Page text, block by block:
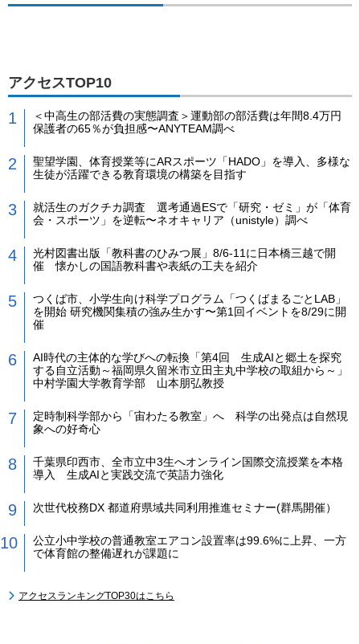
アクセスTOP10
＜中高生の部活費の実態調査＞運動部の部活費は年間8.4万円
保護者の65％が負担感〜ANYTEAM調べ
聖望学園、体育授業等にARスポーツ「HADO」を導入、多様な
生徒が活躍できる教育環境の構築を目指す
就活生のガクチカ調査 選考通過ESで「研究・ゼミ」が「体育
会・スポーツ」を逆転〜ネオキャリア（unistyle）調べ
光村図書出版「教科書のひみつ展」8/6-11に日本橋三越で開
催 懐かしの国語教科書や表紙の工夫を紹介
つくば市、小学生向け科学プログラム「つくばまるごとLAB」
を開始 研究機関集積の強み生かす〜第1回イベントを8/29に開
催
AI時代の主体的な学びへの転換「第4回 生成AIと郷土を探究
する自立活動～福岡県久留米市立田主丸中学校の取組から～」
中村学園大学教育学部 山本朋弘教授
定時制科学部から「宙わたる教室」へ 科学の出発点は自然現
象への好奇心
千葉県印西市、全市立中3生へオンライン国際交流授業を本格
導入 生成AIと実践交流で英語力強化
次世代校務DX 都道府県域共同利用推進セミナー(群馬開催）
公立小中学校の普通教室エアコン設置率は99.6%に上昇、一方
で体育館の整備遅れが課題に
アクセスランキングTOP30はこちら